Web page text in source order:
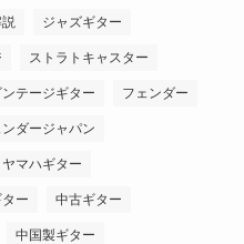
ジャズギター
ストラトキャスター
ンテージギター フェンダー
ンダージャパン
ヤマハギター
ー 中古ギター
中国製ギター